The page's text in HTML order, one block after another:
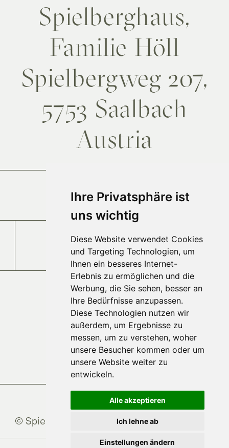
Ihre Privatsphäre ist
uns wichtig
Diese Website verwendet Cookies
und Targeting Technologien, um
Ihnen ein besseres Internet-
Erlebnis zu ermöglichen und die
Werbung, die Sie sehen, besser an
Ihre Bedürfnisse anzupassen.
Diese Technologien nutzen wir
außerdem, um Ergebnisse zu
messen, um zu verstehen, woher
unsere Besucher kommen oder um
unsere Website weiter zu
entwickeln.
Alle akzeptieren
Ich lehne ab
Einstellungen ändern
Spielberghaus,
Familie Höll
Spielbergweg 207,
5753 Saalbach
Austria
Anfahrt
Jobs und Karriere
© Spielberghaus